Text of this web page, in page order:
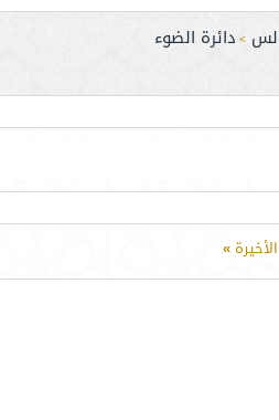
> دائرة الضوء
الأخيرة»